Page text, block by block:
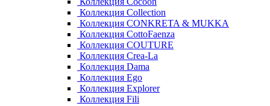
Коллекция Collection
Коллекция CONKRETA & MUKKA
Коллекция CottoFaenza
Коллекция COUTURE
Коллекция Crea-La
Коллекция Dama
Коллекция Ego
Коллекция Explorer
Коллекция Fili